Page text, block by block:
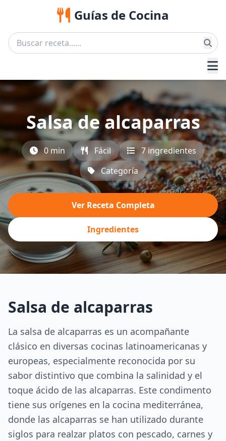
Guías de Cocina
Salsa de alcaparras
0 min Fácil
7 ingredientes
Categoría
Ver Receta Completa
Ingredientes
Salsa de alcaparras
La salsa de alcaparras es un acompañante
clásico en diversas cocinas latinoamericanas y
europeas, especialmente reconocida por su
sabor distintivo que combina la salinidad y el
toque ácido de las alcaparras. Este condimento
tiene sus orígenes en la cocina mediterránea,
donde las alcaparras se han utilizado durante
siglos para realzar platos con pescado, carnes y